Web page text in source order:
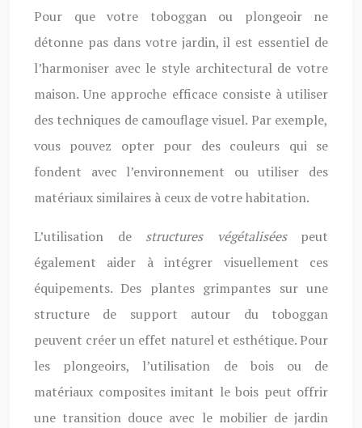
Pour que votre toboggan ou plongeoir ne
détonne pas dans votre jardin, il est essentiel de
l’harmoniser avec le style architectural de votre
maison. Une approche efficace consiste à utiliser
des techniques de camouflage visuel. Par exemple,
vous pouvez opter pour des couleurs qui se
fondent avec l’environnement ou utiliser des
matériaux similaires à ceux de votre habitation.
L’utilisation de structures végétalisées peut
également aider à intégrer visuellement ces
équipements. Des plantes grimpantes sur une
structure de support autour du toboggan
peuvent créer un effet naturel et esthétique. Pour
les plongeoirs, l’utilisation de bois ou de
matériaux composites imitant le bois peut offrir
une transition douce avec le mobilier de jardin